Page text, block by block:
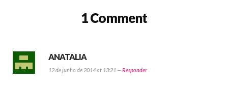
1 Comment
ANATALIA
12 de junho de 2014 at 13:21 —Responder